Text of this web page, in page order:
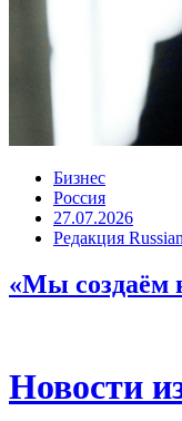
Бизнес
Россия
27.07.2026
Редакция
«Мы создаём
Новости